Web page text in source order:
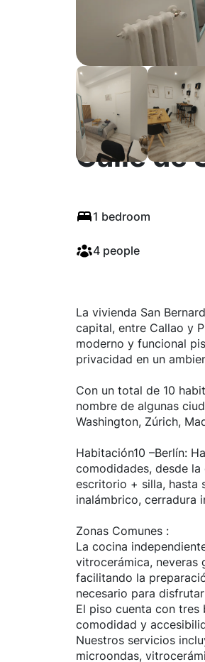
Calle de
1 bedroom
4 people
La vivienda San
capital, entre Callao y
moderno y funcional
privacidad en un
Con un total de 10
nombre de algunas
Washington, Zúrich,
Habitación10 –Berlín:
comodidades, desde
escritorio + silla, hasta
inalámbrico, cerradura
Zonas Comunes :
La cocina
vitrocerámica, neveras
facilitando la
necesario para
El piso cuenta con
comodidad y
Nuestros servicios
microondas,